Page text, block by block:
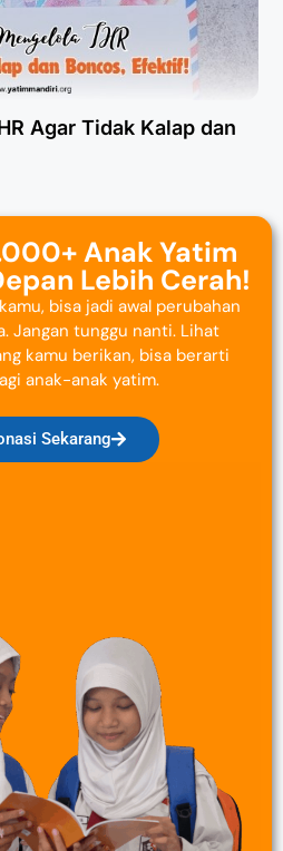
Agar Tidak Kalap dan
Anak Yatim
Lebih Cerah!
bisa jadi awal perubahan
Jangan tunggu nanti. Lihat
kamu berikan, bisa berarti
anak-anak yatim.
Sekarang